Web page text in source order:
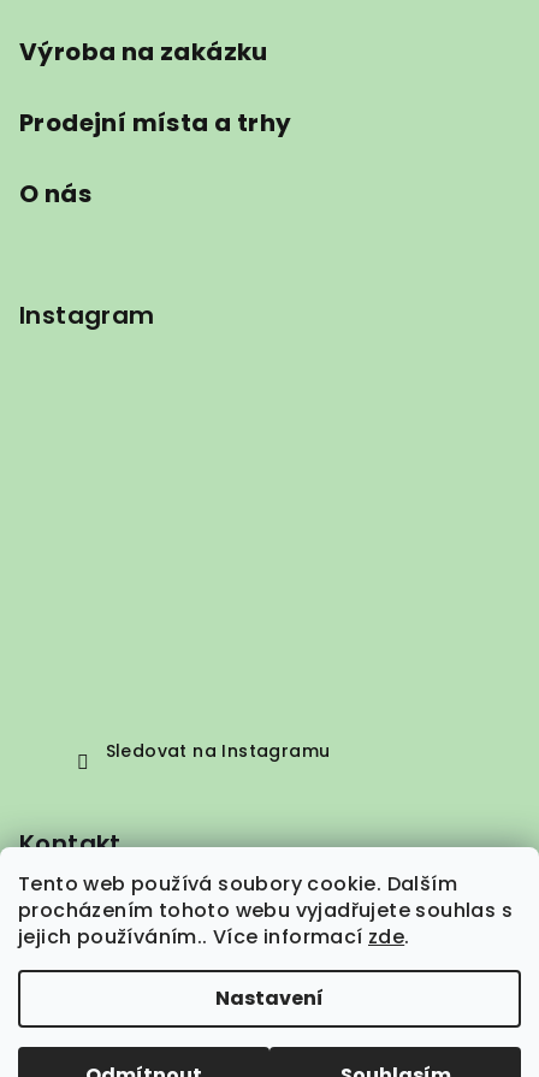
Tento web používá soubory cookie. Dalším
procházením tohoto webu vyjadřujete souhlas s
jejich používáním.. Více informací zde.
Nastavení
Výroba na zakázku
Prodejní místa a trhy
O nás
Instagram
Sledovat na Instagramu
Kontakt
@ vepez.cz
+420 776 664 373
. Všechna práva vyhrazena.